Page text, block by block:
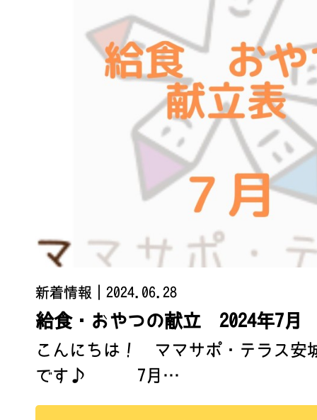
新着情報 ｜2024.06.28
給食・おやつの献立 2024年7月
こんにちは！ ママサポ・テラス安
です♪ 7月…